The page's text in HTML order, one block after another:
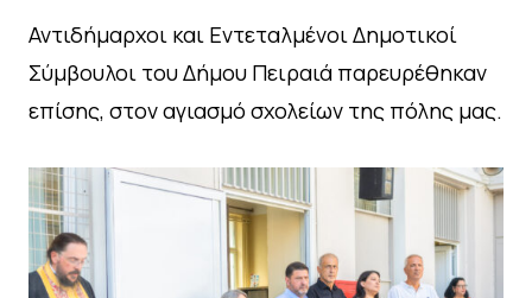
Αντιδήμαρχοι και Εντεταλμένοι Δημοτικοί
Σύμβουλοι του Δήμου Πειραιά παρευρέθηκαν
επίσης, στον αγιασμό σχολείων της πόλης μας.